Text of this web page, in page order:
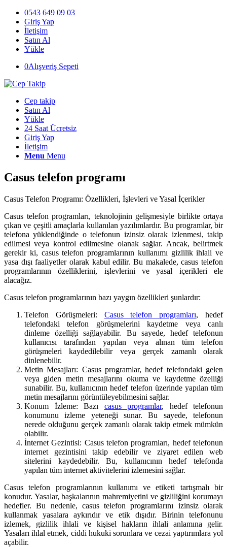
0543 649 09 03
Giriş Yap
İletişim
Satın Al
Yükle
0Alışveriş Sepeti
Cep takip
Satın Al
Yükle
24 Saat Ücretsiz
Giriş Yap
İletişim
Menu Menu
Casus telefon programı
Casus Telefon Programı: Özellikleri, İşlevleri ve Yasal İçerikler
Casus telefon programları, teknolojinin gelişmesiyle birlikte ortaya
çıkan ve çeşitli amaçlarla kullanılan yazılımlardır. Bu programlar, bir
telefona yüklendiğinde o telefonun izinsiz olarak izlenmesi, takip
edilmesi veya kontrol edilmesine olanak sağlar. Ancak, belirtmek
gerekir ki, casus telefon programlarının kullanımı gizlilik ihlali ve
yasa dışı faaliyetler olarak kabul edilir. Bu makalede, casus telefon
programlarının özelliklerini, işlevlerini ve yasal içerikleri ele
alacağız.
Casus telefon programlarının bazı yaygın özellikleri şunlardır:
Telefon Görüşmeleri: Casus telefon programları, hedef
telefondaki telefon görüşmelerini kaydetme veya canlı
dinleme özelliği sağlayabilir. Bu sayede, hedef telefonun
kullanıcısı tarafından yapılan veya alınan tüm telefon
görüşmeleri kaydedilebilir veya gerçek zamanlı olarak
dinlenebilir.
Metin Mesajları: Casus programlar, hedef telefondaki gelen
veya giden metin mesajlarını okuma ve kaydetme özelliği
sunabilir. Bu, kullanıcının hedef telefon üzerinde yapılan tüm
metin mesajlarını görüntüleyebilmesini sağlar.
Konum İzleme: Bazı casus programlar, hedef telefonun
konumunu izleme yeteneği sunar. Bu sayede, telefonun
nerede olduğunu gerçek zamanlı olarak takip etmek mümkün
olabilir.
İnternet Gezintisi: Casus telefon programları, hedef telefonun
internet gezintisini takip edebilir ve ziyaret edilen web
sitelerini kaydedebilir. Bu, kullanıcının hedef telefonda
yapılan tüm internet aktivitelerini izlemesini sağlar.
Casus telefon programlarının kullanımı ve etiketi tartışmalı bir
konudur. Yasalar, başkalarının mahremiyetini ve gizliliğini korumayı
hedefler. Bu nedenle, casus telefon programlarını izinsiz olarak
kullanmak yasalara aykırıdır ve etik dışıdır. Birinin telefonunu
izlemek, gizlilik ihlali ve kişisel hakların ihlali anlamına gelir.
Yasaları ihlal etmek, ciddi hukuki sorunlara ve cezai yaptırımlara yol
açabilir.